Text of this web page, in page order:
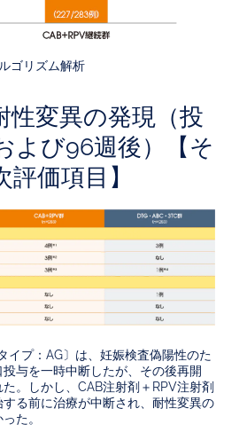
ゴリズム解析
性変異の発現（投
よび96週後）【そ
価項目】
イプ：AG〕は、妊娠検査偽陽性のた
与を一時中断したが、その後再開
。しかし、CAB注射剤＋RPV注射剤
る前に治療が中断され、耐性変異の
た。